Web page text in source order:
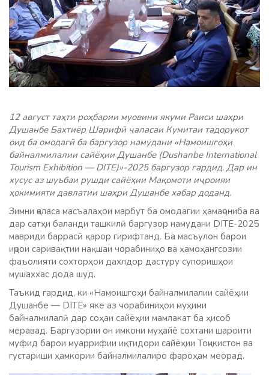
12 август таҳти роҳбарии муовини якуми Раиси шаҳри
Душанбе Бахтиёр Шарифӣ ҷаласаи Кумитаи тадорукот
оид ба омодагӣ ба баргузор намудани «Намоишгоҳи
байналмилалии сайёҳии Душанбе (Dushanbe International
Tourism Exhibition — DITE)»-2025 баргузор гардид. Дар ин
хусус аз шуъбаи рушди сайёҳии Мақомоти иҷроияи
ҳокимияти давлатии шаҳри Душанбе хабар доданд.
Зимни ҷаласа масъалаҳои марбут ба омодагии ҳамаҷониба ва
дар сатҳи баланди ташкилӣ баргузор намудани DITE-2025
мавриди баррасӣ қарор гирифтанд. Ба масъулон барои
иҷрои саривақтии нақшаи чорабиниҳо ва ҳамоҳангсозии
фаъолияти сохторҳои дахлдор дастуру супоришҳои
мушаххас дода шуд.
Таъкид гардид, ки «Намоишгоҳи байналмилалии сайёҳии
Душанбе — DITE» яке аз чорабиниҳои муҳими
байналмилалӣ дар соҳаи сайёҳии мамлакат ба ҳисоб
меравад. Баргузории он имкони муҳайё сохтани шароити
муфид барои муаррифии иқтидори сайёҳии Тоҷикистон ва
густариши ҳамкории байналмилалиро фароҳам меорад.